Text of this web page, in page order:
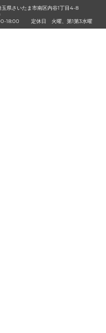
県さいたま市南区内谷1丁目4-8
18:00 定休日 火曜、第1第3水曜